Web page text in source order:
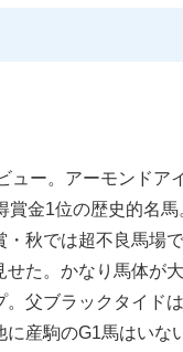
ュー。アーモンドア
賞金1位の歴史的名
・秋では超不良馬場
せた。かなり馬体が
。父ブラックタイド
産駒のG1馬はいな